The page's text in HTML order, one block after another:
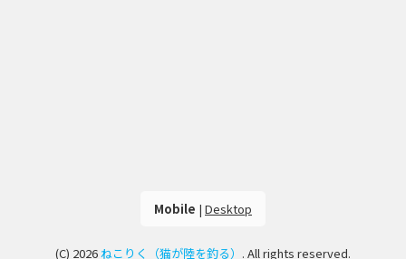
Mobile | Desktop
(C) 2026ねこりく（猫が陸を釣る） . All rights reserved.